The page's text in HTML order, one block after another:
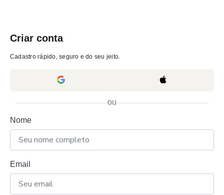
Criar conta
Cadastro rápido, seguro e do seu jeito.
ou
Nome
Email